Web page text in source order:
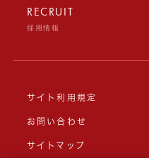
RECRUIT
採用情報
サイト利用規定
お問い合わせ
サイトマップ